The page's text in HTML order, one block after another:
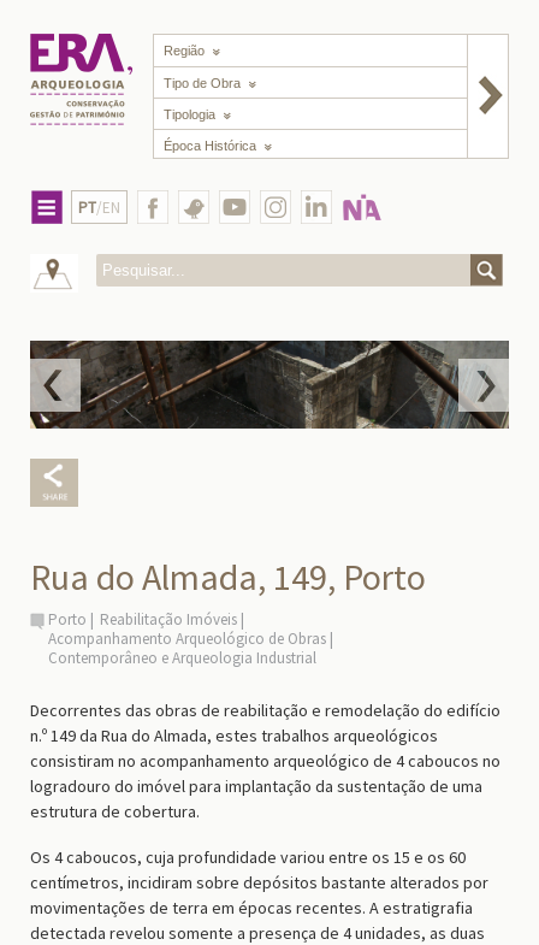
Região
Tipo de Obra
Tipologia
Época Histórica
PT/EN
Rua do Almada, 149, Porto
Porto
Reabilitação Imóveis
Acompanhamento Arqueológico de Obras
Contemporâneo e Arqueologia Industrial
Decorrentes das obras de reabilitação e remodelação do edifício
n.º 149 da Rua do Almada, estes trabalhos arqueológicos
consistiram no acompanhamento arqueológico de 4 caboucos no
logradouro do imóvel para implantação da sustentação de uma
estrutura de cobertura.
Os 4 caboucos, cuja profundidade variou entre os 15 e os 60
centímetros, incidiram sobre depósitos bastante alterados por
movimentações de terra em épocas recentes. A estratigrafia
detectada revelou somente a presença de 4 unidades, as duas